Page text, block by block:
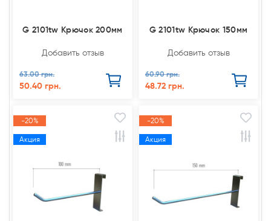
G 2101tw Крючок 200мм
Добавить отзыв
63.00 грн.
50.40 грн.
G 2101tw Крючок 150мм
Добавить отзыв
60.90 грн.
48.72 грн.
-20%
Акция
-20%
Акция